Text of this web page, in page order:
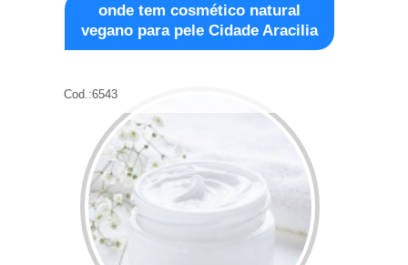
onde tem cosmético natural
vegano para pele Cidade Aracilia
Cod.:6543